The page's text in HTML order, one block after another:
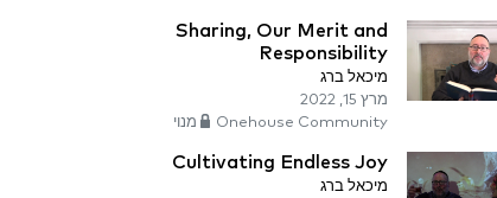
Sharing, Our Merit and
Responsibility
מיכאל ברג
מרץ 15, 2022
Onehouse Community מנוי
Cultivating Endless Joy
מיכאל ברג